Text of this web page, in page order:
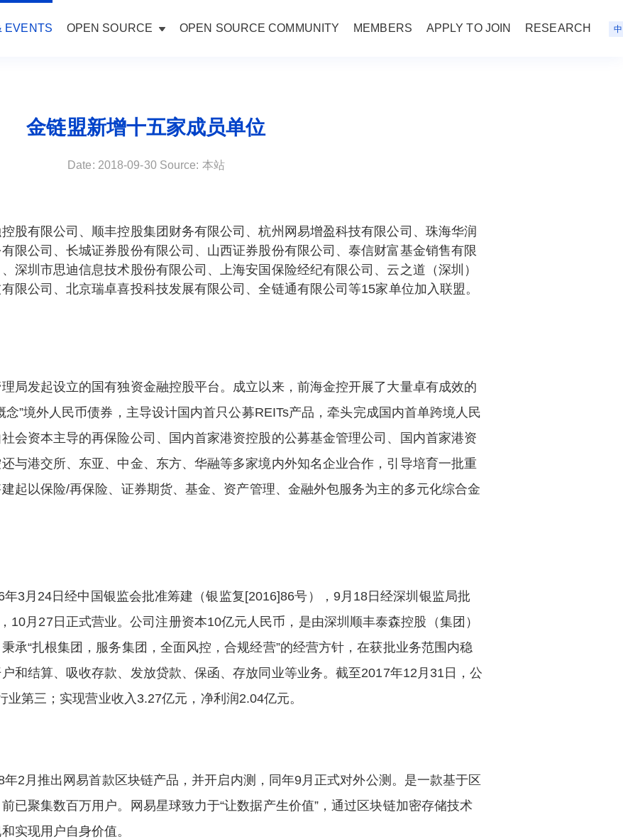
中
EVENTS OPEN SOURCE OPEN SOURCE COMMUNITY MEMBERS APPLY TO JOIN RESEARCH
金链盟新增十五家成员单位
Date: 2018-09-30 Source: 本站
股有限公司、顺丰控股集团财务有限公司、杭州网易增盈科技有限公司、珠海华润
限公司、长城证券股份有限公司、山西证券股份有限公司、泰信财富基金销售有限
深圳市思迪信息技术股份有限公司、上海安国保险经纪有限公司、云之道（深圳）
限公司、北京瑞卓喜投科技发展有限公司、全链通有限公司等15家单位加入联盟。
局发起设立的国有独资金融控股平台。成立以来，前海金控开展了大量卓有成效的
”境外人民币债券，主导设计国内首只公募REITs产品，牵头完成国内首单跨境人民
会资本主导的再保险公司、国内首家港资控股的公募基金管理公司、国内首家港资
与港交所、东亚、中金、东方、华融等多家境内外知名企业合作，引导培育一批重
起以保险/再保险、证券期货、基金、资产管理、金融外包服务为主的多元化综合金
3月24日经中国银监会批准筹建（银监复[2016]86号），9月18日经深圳银监局批
10月27日正式营业。公司注册资本10亿元人民币，是由深圳顺丰泰森控股（集团）
承“扎根集团，服务集团，全面风控，合规经营”的经营方针，在获批业务范围内稳
和结算、吸收存款、发放贷款、保函、存放同业等业务。截至2017年12月31日，公
第三；实现营业收入3.27亿元，净利润2.04亿元。
2月推出网易首款区块链产品，并开启内测，同年9月正式对外公测。是一款基于区
已聚集数百万用户。网易星球致力于“让数据产生价值”，通过区块链加密存储技术
实现用户自身价值。